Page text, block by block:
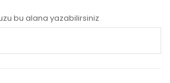
bu alana yazabilirsiniz